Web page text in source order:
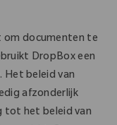
om documenten te
DropBox een
Het beleid van
afzonderlijk
tot het beleid van